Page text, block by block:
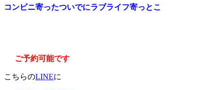
コンビニ寄ったついでにラブライフ寄っとこ
ご予約可能です
こちらのLINEに